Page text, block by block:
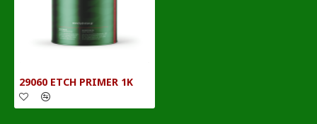
29060 ETCH PRIMER 1K